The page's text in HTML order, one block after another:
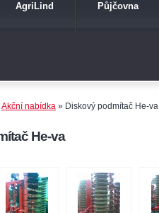
AgriLind Půjčovna
Akční nabídka » Diskový podmítač He-va
He-va